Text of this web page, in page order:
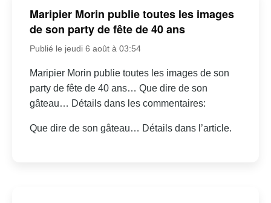
Maripier Morin publie toutes les images
de son party de fête de 40 ans
Publié le jeudi 6 août à 03:54
Maripier Morin publie toutes les images de son
party de fête de 40 ans… Que dire de son
gâteau… Détails dans les commentaires:
Que dire de son gâteau… Détails dans l’article.